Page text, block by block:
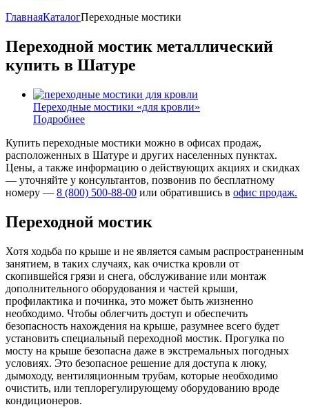
ГлавнаяКаталогПереходные мостики
Переходной мостик металлический
купить в Шатуре
Переходные мостики «для кровли»
Подробнее
Купить переходные мостики можно в офисах продаж,
расположенных в Шатуре и других населенных пунктах.
Цены, а также информацию о действующих акциях и скидках
— уточняйте у консультантов, позвонив по бесплатному
номеру — 8 (800) 500-88-00 или обратившись в офис продаж.
Переходной мостик
Хотя ходьба по крыше и не является самым распространенным
занятием, в таких случаях, как очистка кровли от
скопившейся грязи и снега, обслуживание или монтаж
дополнительного оборудования и частей крыши,
профилактика и починка, это может быть жизненно
необходимо. Чтобы облегчить доступ и обеспечить
безопасность нахождения на крыше, разумнее всего будет
установить специальный переходной мостик. Прогулка по
мосту на крыше безопасна даже в экстремальных погодных
условиях. Это безопасное решение для доступа к люку,
дымоходу, вентиляционным трубам, которые необходимо
очистить, или теплорегулирующему оборудованию вроде
кондиционеров.